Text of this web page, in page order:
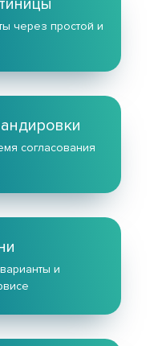
через простой и
согласования
и